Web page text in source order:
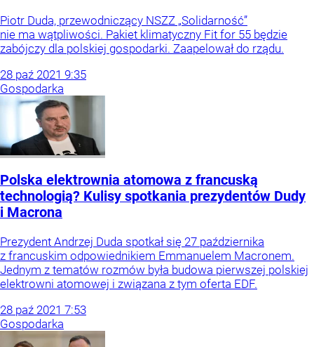
Piotr Duda, przewodniczący NSZZ „Solidarność”
nie ma wątpliwości. Pakiet klimatyczny Fit for 55 będzie
zabójczy dla polskiej gospodarki. Zaapelował do rządu.
28 paź 2021 9:35
Gospodarka
Polska elektrownia atomowa z francuską
technologią? Kulisy spotkania prezydentów Dudy
i Macrona
Prezydent Andrzej Duda spotkał się 27 października
z francuskim odpowiednikiem Emmanuelem Macronem.
Jednym z tematów rozmów była budowa pierwszej polskiej
elektrowni atomowej i związana z tym oferta EDF.
28 paź 2021 7:53
Gospodarka